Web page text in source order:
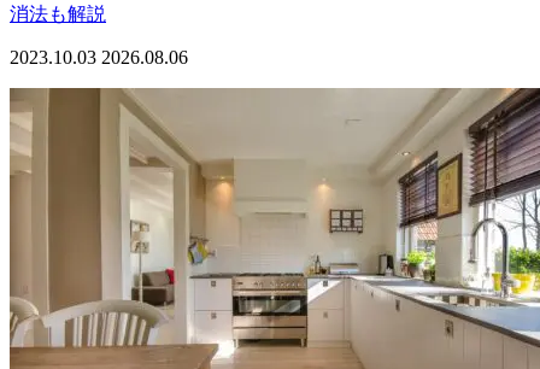
消法も解説
2023.10.03 2026.08.06